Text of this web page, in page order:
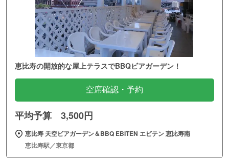
恵比寿の開放的な屋上テラスでBBQビアガーデン！
空席確認・予約
平均予算 3,500円
恵比寿 天空ビアガーデン＆BBQ EBITEN エビテン 恵比寿南
恵比寿駅／東京都